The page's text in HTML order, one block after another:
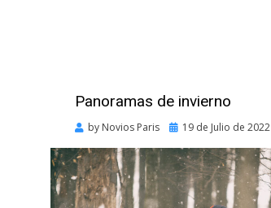
Panoramas de invierno
by Novios Paris
Posted
19 de Julio de 2022